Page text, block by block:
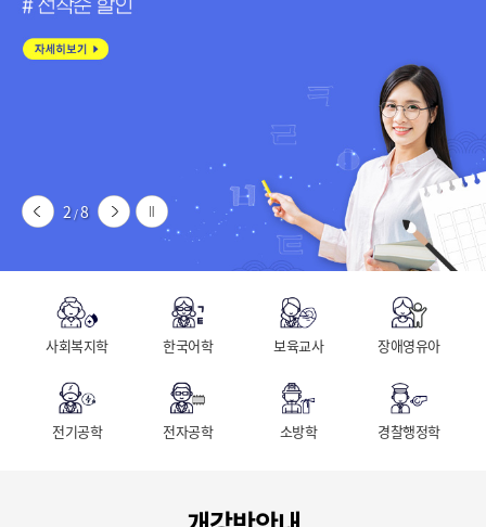
2/8
사회복지학 한국어학 보육교사 장애영유아
전기공학 전자공학 소방학 경찰행정학